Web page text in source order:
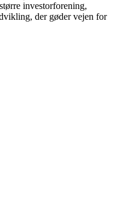
investorforening,
der gøder vejen for